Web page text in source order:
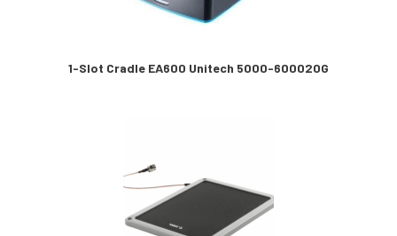
1-Slot Cradle EA600 Unitech 5000-600020G